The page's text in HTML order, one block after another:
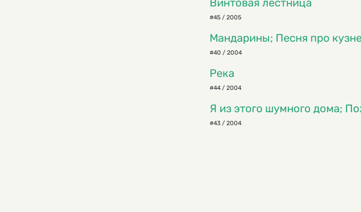
Винтовая лестница
#45 / 2005
Мандарины; Песня про
#40 / 2004
Река
#44 / 2004
Я из этого шумного дома;
#43 / 2004